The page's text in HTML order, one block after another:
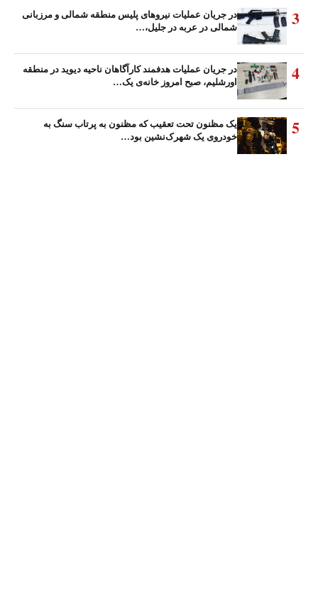
3
در جریان عملیات نیروهای پلیس منطقه شمالی و مرزبانی
شمالی در عربه در جلیل،…
4
در جریان عملیات هدفمند کارآگاهان ناحیه دیوید در منطقه
اورشلیم، صبح امروز خانه‌ی یک…
5
یک مظنون تحت تعقیب که مظنون به پرتاب سنگ به
خودروی یک شهرک‌نشین بود…